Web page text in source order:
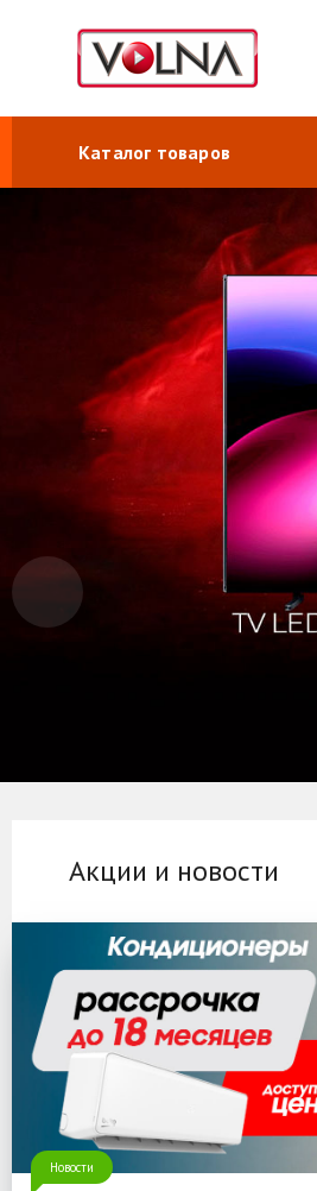
Каталог товаров
Акции и новости
Новости